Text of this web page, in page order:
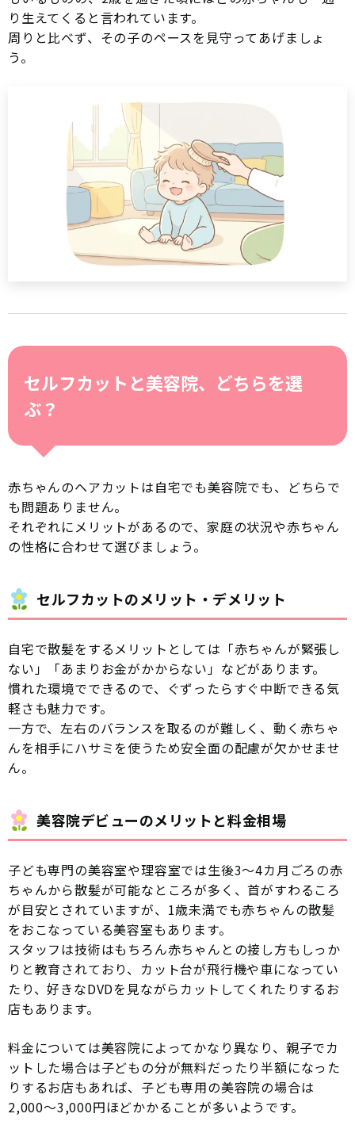
り生えてくると言われています。
周りと比べず、その子のペースを見守ってあげましょ
う。
セルフカットと美容院、どちらを選
ぶ？
赤ちゃんのヘアカットは自宅でも美容院でも、どちらで
も問題ありません。
それぞれにメリットがあるので、家庭の状況や赤ちゃん
の性格に合わせて選びましょう。
セルフカットのメリット・デメリット
自宅で散髪をするメリットとしては「赤ちゃんが緊張し
ない」「あまりお金がかからない」などがあります。
慣れた環境でできるので、ぐずったらすぐ中断できる気
軽さも魅力です。
一方で、左右のバランスを取るのが難しく、動く赤ちゃ
んを相手にハサミを使うため安全面の配慮が欠かせませ
ん。
美容院デビューのメリットと料金相場
子ども専門の美容室や理容室では生後3〜4カ月ごろの赤
ちゃんから散髪が可能なところが多く、首がすわるころ
が目安とされていますが、1歳未満でも赤ちゃんの散髪
をおこなっている美容室もあります。
スタッフは技術はもちろん赤ちゃんとの接し方もしっか
りと教育されており、カット台が飛行機や車になってい
たり、好きなDVDを見ながらカットしてくれたりするお
店もあります。
料金については美容院によってかなり異なり、親子でカ
ットした場合は子どもの分が無料だったり半額になった
りするお店もあれば、子ども専用の美容院の場合は
2,000〜3,000円ほどかかることが多いようです。